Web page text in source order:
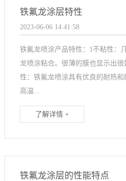
铁氟龙涂层特性
2023-06-06 14:41:58
铁氟龙喷涂产品特性：1不粘性：
龙喷涂粘合。很薄的膜也显示出
性：铁氟龙喷涂具有优良的耐热
高温...
了解详情 +
铁氟龙涂层的性能特点